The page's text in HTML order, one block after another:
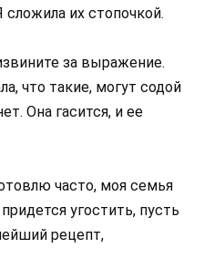
их стопочкой.
за выражение.
что такие, могут содой
Она гасится, и ее
часто, моя семья
угостить, пусть
рецепт,